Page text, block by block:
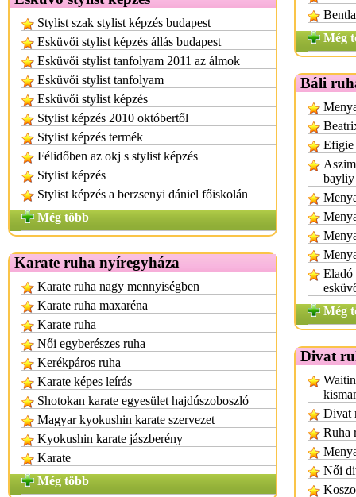
Stylist szak stylist képzés budapest
Esküvői stylist képzés állás budapest
Esküvői stylist tanfolyam 2011 az álmok
Esküvői stylist tanfolyam
Esküvői stylist képzés
Stylist képzés 2010 októbertől
Stylist képzés termék
Félidőben az okj s stylist képzés
Stylist képzés
Stylist képzés a berzsenyi dániel főiskolán
Még több
Karate ruha nyíregyháza
Karate ruha nagy mennyiségben
Karate ruha maxaréna
Karate ruha
Női egyberészes ruha
Kerékpáros ruha
Karate képes leírás
Shotokan karate egyesület hajdúszoboszló
Magyar kyokushin karate szervezet
Kyokushin karate jászberény
Karate
Még több
Még
Báli
Efigie
bayliy
Eladó
Még
Divat
Divat
Ruha
Női